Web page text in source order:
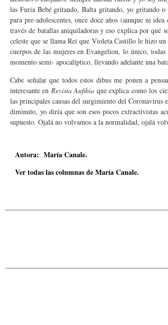
las Furia Bebé gritando, Balta gritando, yo gritando o
para pre-adolescentes, once doce años (aunque ni
través de batallas aniquiladoras y eso explica por qué
celeste que se llama Rei que Violeta Castillo le hizo
cuerpos de las mujeres en Evangelion, lo único,
momento semi- apocalíptico, llevando adelante una
Cabe señalar que todos estos dibus me ponen a
interesante en Revista Anfibia que explica como los
las principales causas del surgimiento del Coronavirus
diminuto, yo diría que son esos pocos extractivistas
supuesto. Ojalá no volvamos a la normalidad, ojalá
Autora: María Canale.
Ver todas las columnas de María Canale.